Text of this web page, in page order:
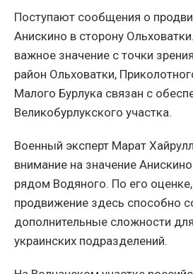
Поступают сообщения о
Анискино в сторону
важное значение с точки
район Ольховатки,
Малого Бурлука связан с
Великобурлукского участка.
Военный эксперт Марат
внимание на значение
рядом Водяного. По его
продвижение здесь способно
дополнительные сложности
украинских подразделений.